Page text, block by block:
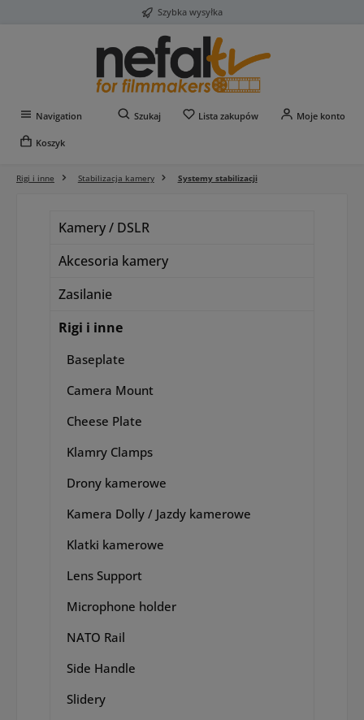
Szybka wysyłka
Navigation Szukaj Lista zakupówMasz 0 przedmioty na
Moje konto
Koszyk
Rigi i inne Stabilizacja kamery Systemy stabilizacji
Kamery / DSLR
Akcesoria kamery
Zasilanie
Rigi i inne
Baseplate
Camera Mount
Cheese Plate
Klamry Clamps
Drony kamerowe
Kamera Dolly / Jazdy kamerowe
Klatki kamerowe
Lens Support
Microphone holder
NATO Rail
Side Handle
Slidery